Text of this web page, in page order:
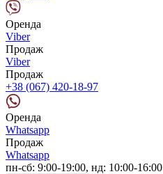
Оренда
Viber
Продаж
Viber
Продаж
+38 (067) 420-18-97
Оренда
Whatsapp
Продаж
Whatsapp
пн-сб: 9:00-19:00, нд: 10:00-16:00